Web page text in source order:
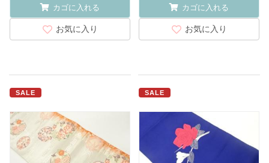
カゴに入れる
お気に入り
カゴに入れる
お気に入り
SALE SALE